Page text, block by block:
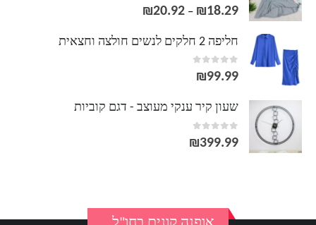
0
out of 5
₪18.29
–
₪20.92
מחירים:
חליפה 2 חלקים לנשים חולצה וחצאית
0
out of 5
₪99.99
שעון קיר ענקי מעוצב - דגם קוביות
0
out of 5
₪399.99